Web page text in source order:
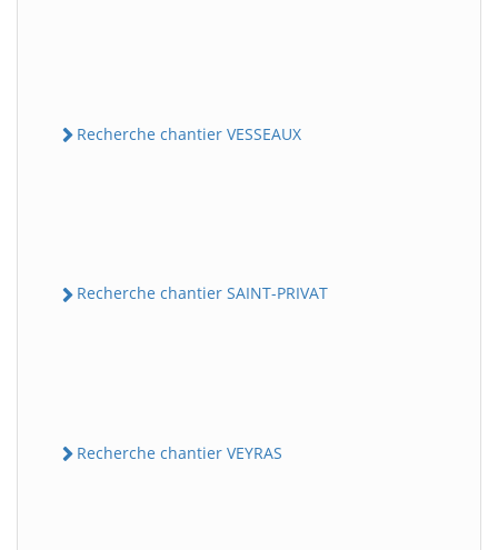
Recherche chantier VESSEAUX
Recherche chantier SAINT-PRIVAT
Recherche chantier VEYRAS